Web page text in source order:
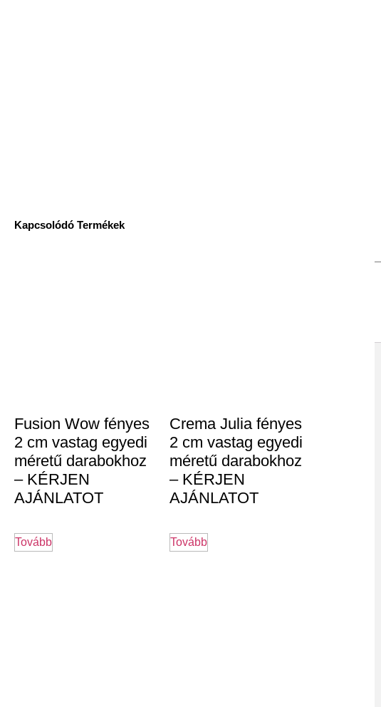
Kapcsolódó Termékek
Fusion Wow fényes
2 cm vastag egyedi
méretű darabokhoz
– KÉRJEN
AJÁNLATOT
Tovább
Crema Julia fényes
2 cm vastag egyedi
méretű darabokhoz
– KÉRJEN
AJÁNLATOT
Tovább